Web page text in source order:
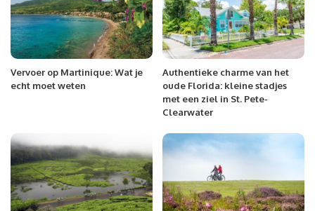
Vervoer op Martinique: Wat je
echt moet weten
Authentieke charme van het
oude Florida: kleine stadjes
met een ziel in St. Pete-
Clearwater